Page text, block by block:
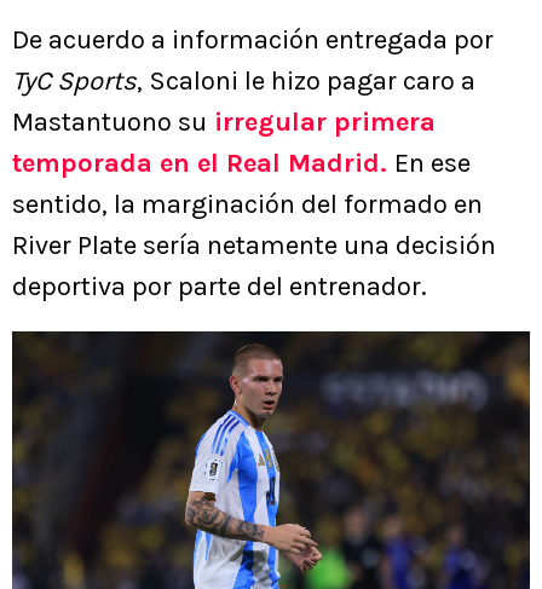
De acuerdo a información entregada por
TyC Sports, Scaloni le hizo pagar caro a
Mastantuono su irregular primera
temporada en el Real Madrid. En ese
sentido, la marginación del formado en
River Plate sería netamente una decisión
deportiva por parte del entrenador.